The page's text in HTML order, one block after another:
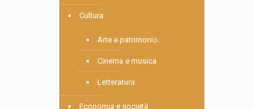
Cultura
Arte e patrimonio
Cinema e musica
Letteratura
Economia e società